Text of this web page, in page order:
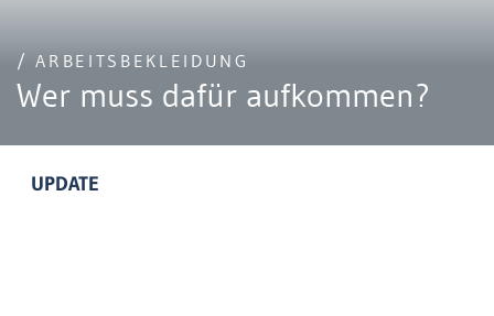
/ ARBEITSBEKLEIDUNG
Wer muss dafür aufkommen?
UPDATE